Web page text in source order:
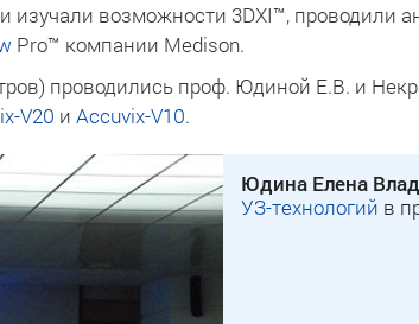
возможности 3DXI™, проводили
Pro™ компании Medison.
проводились проф. Юдиной Е.В. и
V20 и Accuvix-V10.
Юдина Елена
УЗ-технологий в